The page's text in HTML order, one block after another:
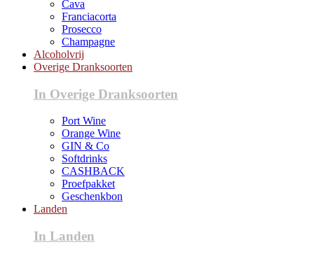
Cava
Franciacorta
Prosecco
Champagne
Alcoholvrij
Overige Dranksoorten
In Overige Dranksoorten
Port Wine
Orange Wine
GIN & Co
Softdrinks
CASHBACK
Proefpakket
Geschenkbon
Landen
In Landen